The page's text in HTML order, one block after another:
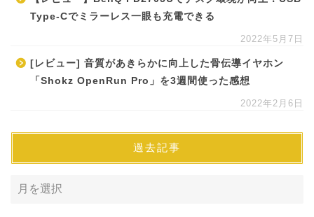
Type-Cでミラーレス一眼も充電できる
2022年5月7日
[レビュー] 音質があきらかに向上した骨伝導イヤホン
「Shokz OpenRun Pro」を3週間使った感想
2022年2月6日
過去記事